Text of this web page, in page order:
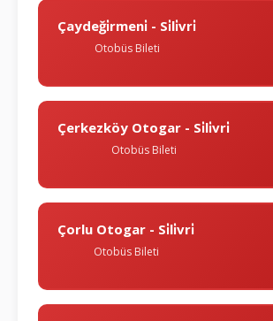
Çaydeği̇rmeni̇ - Si̇li̇vri̇
Otobüs Bileti
Çerkezköy Otogar - Si̇li̇vri̇
Otobüs Bileti
Çorlu Otogar - Si̇li̇vri̇
Otobüs Bileti